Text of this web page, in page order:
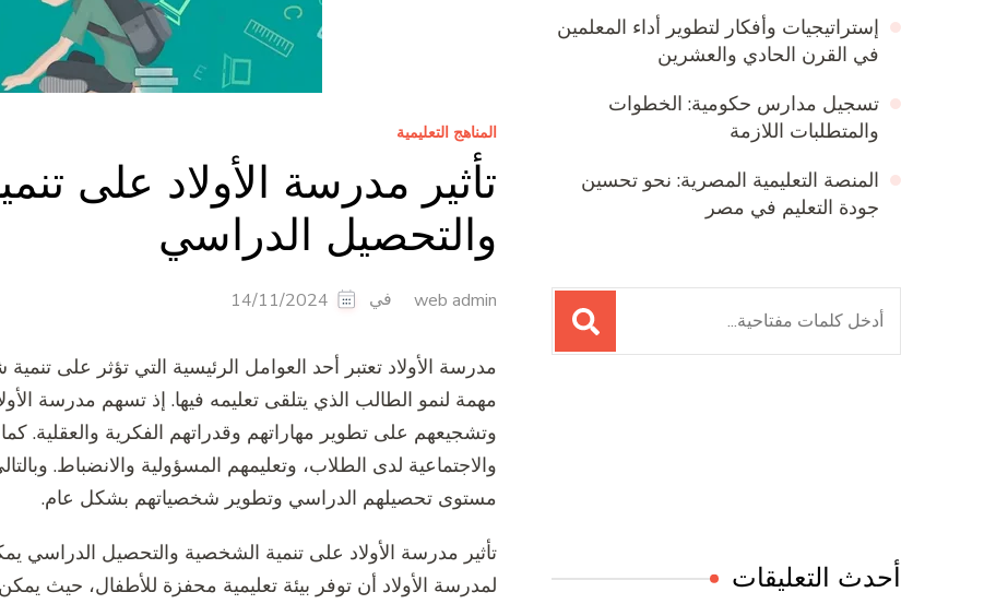
المناهج التعليمية
تأثير مدرسة الأولاد على
والتحصيل الدراسي
web admin في 14/11/2024
مدرسة الأولاد تعتبر أحد العوامل الرئيسية التي تؤثر على
مهمة لنمو الطالب الذي يتلقى تعليمه فيها. إذ تسهم مدرسة
وتشجيعهم على تطوير مهاراتهم وقدراتهم الفكرية والعقلية.
والاجتماعية لدى الطلاب، وتعليمهم المسؤولية والانضباط.
مستوى تحصيلهم الدراسي وتطوير شخصياتهم بشكل عام.
تأثير مدرسة الأولاد على تنمية الشخصية والتحصيل الدراسي
لمدرسة الأولاد أن توفر بيئة تعليمية محفزة للأطفال، حيث
إستراتيجيات وأفكار لتطوير أداء المعلمين
في القرن الحادي والعشرين
تسجيل مدارس حكومية: الخطوات
والمتطلبات اللازمة
المنصة التعليمية المصرية: نحو تحسين
جودة التعليم في مصر
البحث
عن:
أحدث التعليقات